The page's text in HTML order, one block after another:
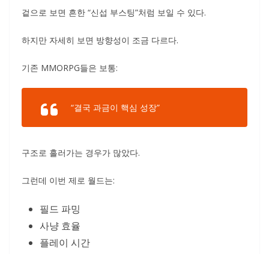
겉으로 보면 흔한 “신섭 부스팅”처럼 보일 수 있다.
하지만 자세히 보면 방향성이 조금 다르다.
기존 MMORPG들은 보통:
“결국 과금이 핵심 성장”
구조로 흘러가는 경우가 많았다.
그런데 이번 제로 월드는:
필드 파밍
사냥 효율
플레이 시간